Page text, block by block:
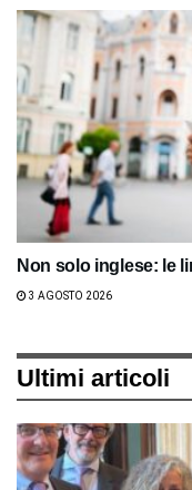
Non solo inglese: le
3 AGOSTO 2026
Ultimi articoli